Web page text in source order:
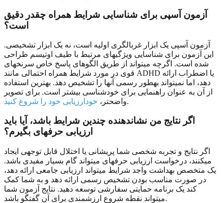
آزمون آسپی برای شناسایی شرایط همراه چقدر دقیق
است؟
آزمون آسپی یک ابزار غربالگری اولیه است، نه یک ابزار تشخیصی.
این آزمون برای شناسایی ویژگیهای مرتبط با طیف اوتیسم طراحی
شده است. اگرچه میتواند از طریق الگوهای پاسخ خاص سرنخهای
قوی در مورد شرایط همراه احتمالی مانند ADHD یا اضطراب ارائه
دهد، اما نمیتواند بهطور رسمی آنها را تشخیص دهد. بهترین استفاده
از آن به عنوان راهنمایی برای خودشناسی بیشتر است. برای تصویر
واضحتر، خودارزیابی خود را شروع کنید .
اگر نتایج من نشاندهنده چندین شرایط باشد، آیا باید
ارزیابی حرفهای بگیرم؟
اگر نتایج و تجربه شخصی شما پریشانی یا اختلال قابل توجهی ایجاد
میکنند، درخواست ارزیابی حرفهای میتواند گام بسیار مفیدی باشد.
یک متخصص بهداشت واجد شرایط میتواند ارزیابی جامعی ارائه دهد،
در صورت مناسب بودن تشخیص رسمی ارائه دهد و به شما کمک
کند یک برنامه حمایتی سفارشی توسعه دهید. نتایج آزمون شما
میتواند نقطه شروع ارزشمندی برای آن گفتگو باشد.